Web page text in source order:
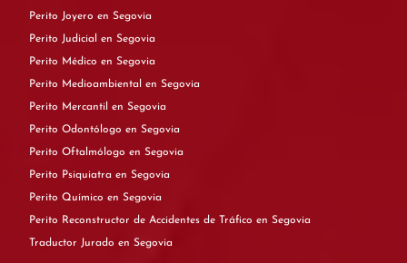
Perito Joyero en Segovia
Perito Judicial en Segovia
Perito Médico en Segovia
Perito Medioambiental en Segovia
Perito Mercantil en Segovia
Perito Odontólogo en Segovia
Perito Oftalmólogo en Segovia
Perito Psiquiatra en Segovia
Perito Químico en Segovia
Perito Reconstructor de Accidentes de Tráfico en Segovia
Traductor Jurado en Segovia